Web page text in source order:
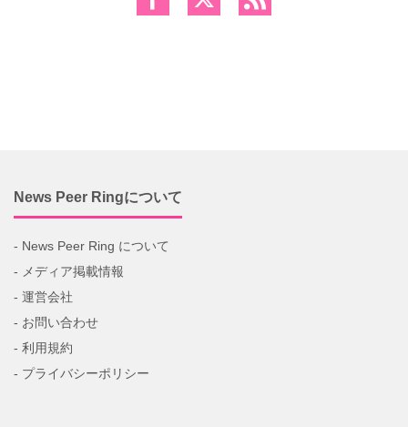
News Peer Ringについて
- News Peer Ring について
- メディア掲載情報
- 運営会社
- お問い合わせ
- 利用規約
- プライバシーポリシー